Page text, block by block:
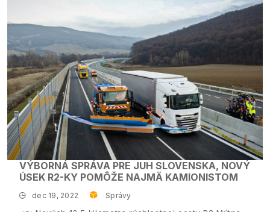
VÝBORNÁ SPRÁVA PRE JUH SLOVENSKA, NOVÝ
ÚSEK R2-KY POMÔŽE NAJMÄ KAMIONISTOM
dec 19, 2022 Správy